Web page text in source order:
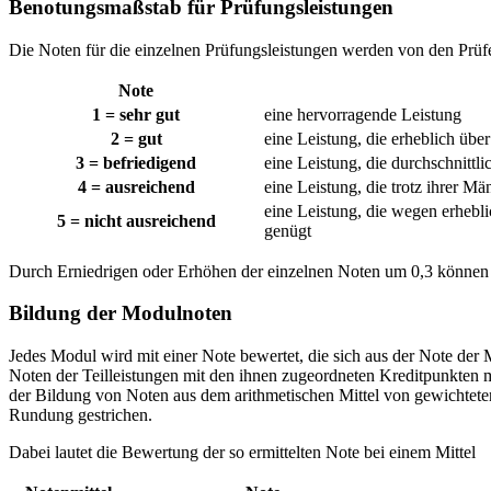
Benotungsmaßstab für Prüfungsleistungen
Die Noten für die einzelnen Prüfungsleistungen werden von den
Note
1 = sehr gut
eine hervorragende Leistung
2 = gut
eine Leistung, die erheblich
3 = befriedigend
eine Leistung, die
4 = ausreichend
eine Leistung, die trotz ihrer
5 = nicht ausreichend
eine Leistung, die wegen
genügt
Durch Erniedrigen oder Erhöhen der einzelnen Noten um 0,3
Bildung der Modulnoten
Jedes Modul wird mit einer Note bewertet, die sich aus der Note
Noten der Teilleistungen mit den ihnen zugeordneten
der Bildung von Noten aus dem arithmetischen Mittel von
Rundung gestrichen.
Dabei lautet die Bewertung der so ermittelten Note bei einem Mittel